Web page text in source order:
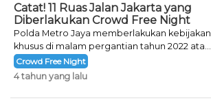
Catat! 11 Ruas Jalan Jakarta yang
Diberlakukan Crowd Free Night
Polda Metro Jaya memberlakukan kebijakan
khusus di malam pergantian tahun 2022 atau
Crowd Free Night selama dua hari.
Crowd Free Night
4 tahun yang lalu